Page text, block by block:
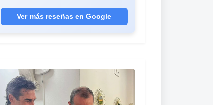
mejores regalos que he hecho nunca."